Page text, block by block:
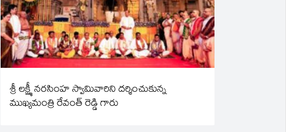
శ్రీ లక్ష్మీ నరసింహ స్వామివారిని దర్శించుకున్న
ముఖ్యమంత్రి రేవంత్ రెడ్డి గారు